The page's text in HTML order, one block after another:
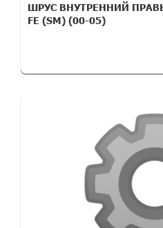
ШРУС ВНУТРЕННИЙ
FE (SM) (00-05)